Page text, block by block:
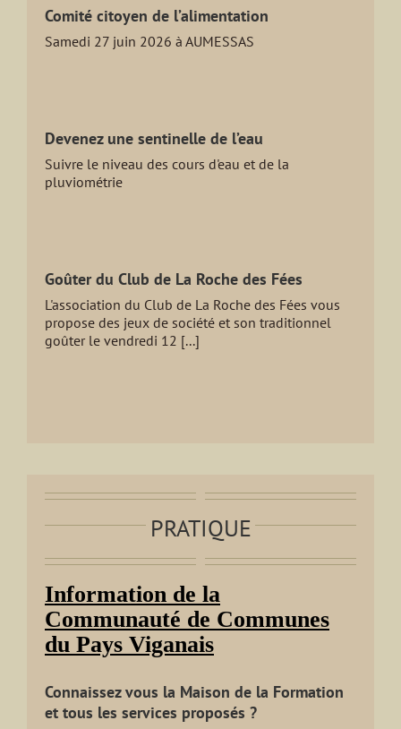
Comité citoyen de l’alimentation
Samedi 27 juin 2026 à AUMESSAS
Devenez une sentinelle de l’eau
Suivre le niveau des cours d'eau et de la
pluviométrie
Goûter du Club de La Roche des Fées
L'association du Club de La Roche des Fées vous
propose des jeux de société et son traditionnel
goûter le vendredi 12 [...]
PRATIQUE
Information de la
Communauté de Communes
du Pays Viganais
Connaissez vous la Maison de la Formation
et tous les services proposés ?